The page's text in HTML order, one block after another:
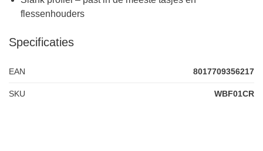
flessenhouders
Specificaties
EAN 8017709356217
SKU WBF01CR